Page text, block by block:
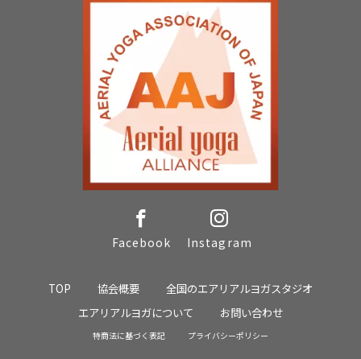
Facebook Instagram
TOP 協会概要
全国のエアリアルヨガスタジオ
エアリアルヨガについて
お問い合わせ
特商法に基づく表記 プライバシーポリシー